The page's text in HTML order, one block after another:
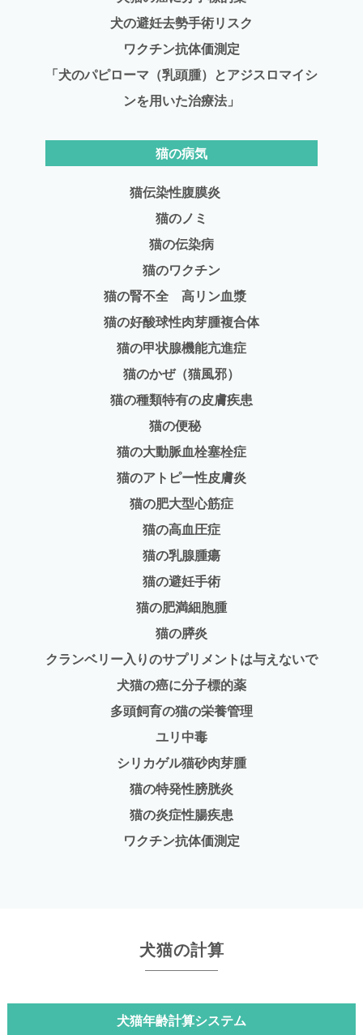
犬の避妊去勢手術リスク
ワクチン抗体価測定
「犬のパピローマ（乳頭腫）とアジスロマイシ
ンを用いた治療法」
猫の病気
猫伝染性腹膜炎
猫のノミ
猫の伝染病
猫のワクチン
猫の腎不全 高リン血漿
猫の好酸球性肉芽腫複合体
猫の甲状腺機能亢進症
猫のかぜ（猫風邪）
猫の種類特有の皮膚疾患
猫の便秘
猫の大動脈血栓塞栓症
猫のアトピー性皮膚炎
猫の肥大型心筋症
猫の高血圧症
猫の乳腺腫瘍
猫の避妊手術
猫の肥満細胞腫
猫の膵炎
クランベリー入りのサプリメントは与えないで
犬猫の癌に分子標的薬
多頭飼育の猫の栄養管理
ユリ中毒
シリカゲル猫砂肉芽腫
猫の特発性膀胱炎
猫の炎症性腸疾患
ワクチン抗体価測定
犬猫の計算
犬猫年齢計算システム